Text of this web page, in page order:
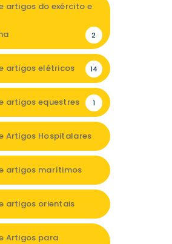
artigos do exército e
2
artigos elétricos 14
artigos equestres 1
Artigos Hospitalares
artigos marítimos
artigos orientais
Artigos para